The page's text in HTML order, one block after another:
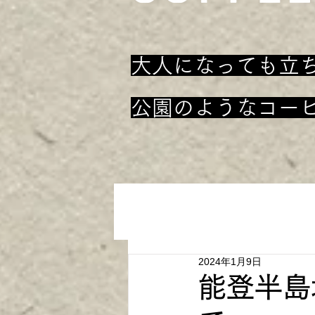
大人になっても立
公園のようなコー
能登半
2024年1月9日